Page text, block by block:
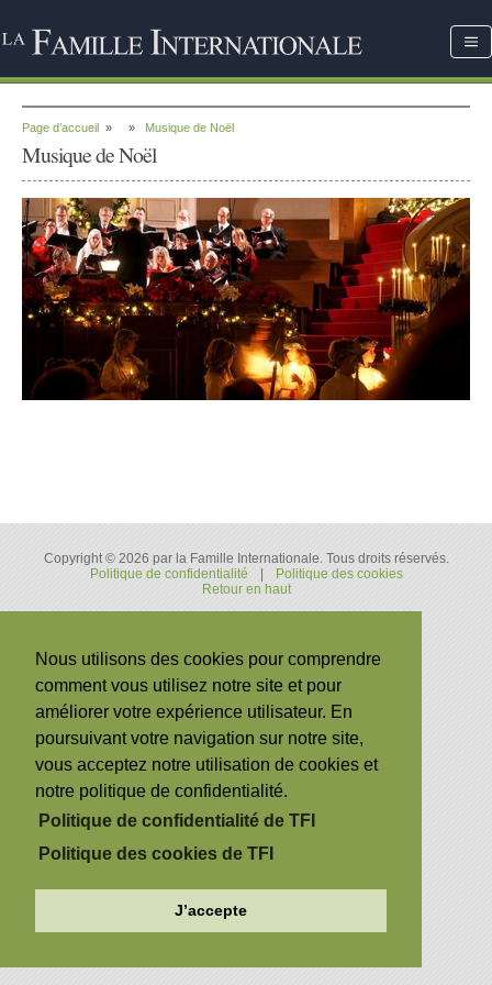
Page d’accueil » » Musique de Noël
Musique de Noël
Copyright © 2026 par la Famille Internationale. Tous droits réservés.
Politique de confidentialité
Politique des cookies
Retour en haut
Nous utilisons des cookies pour comprendre
comment vous utilisez notre site et pour
améliorer votre expérience utilisateur. En
poursuivant votre navigation sur notre site,
vous acceptez notre utilisation de cookies et
notre politique de confidentialité.
Politique de confidentialité de TFI
Politique des cookies de TFI
J’accepte